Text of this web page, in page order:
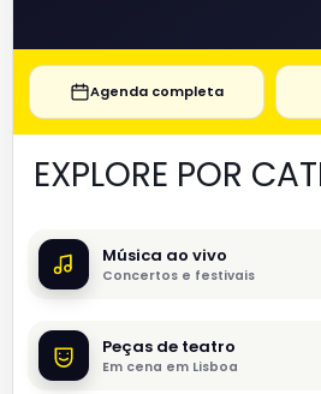
Agenda completa
EXPLORE POR
Música ao vivo
Concertos e festivais
Peças de teatro
Em cena em Lisboa